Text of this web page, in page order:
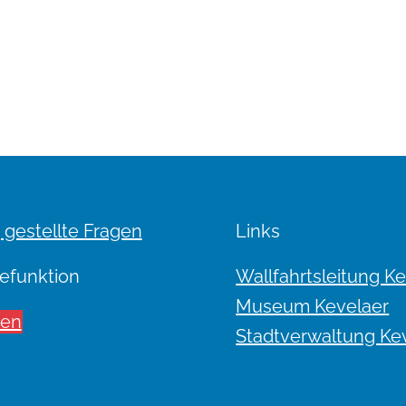
gestellte Fragen Links
Wallfahrtsleitung
Museum Kevelaer
Stadtverwaltung